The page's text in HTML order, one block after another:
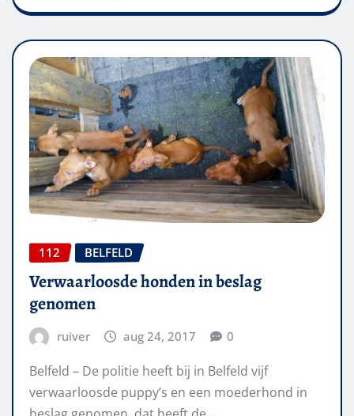
112 BELFELD
Verwaarloosde honden in beslag
genomen
ruiver aug 24, 2017 0
Belfeld – De politie heeft bij in Belfeld vijf
verwaarloosde puppy’s en een moederhond in